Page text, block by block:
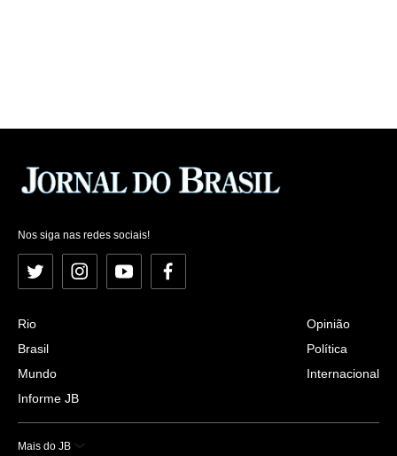
Nos siga nas redes sociais!
Twitter InstagramYouTubeFacebook
Rio
Brasil
Mundo
Informe JB
Opinião
Política
Internacional
Mais do JB